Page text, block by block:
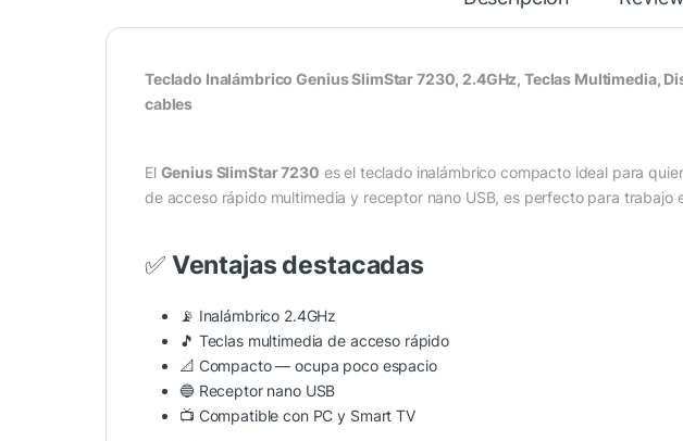
Teclado Inalámbrico Genius SlimStar 7230, 2.4GHz, Teclas Multimedia,
cables
El Genius SlimStar 7230 es el teclado inalámbrico compacto ideal para
de acceso rápido multimedia y receptor nano USB, es perfecto para trabajo
✅ Ventajas destacadas
📡 Inalámbrico 2.4GHz
🎵 Teclas multimedia de acceso rápido
📐 Compacto — ocupa poco espacio
🔵 Receptor nano USB
📺 Compatible con PC y Smart TV